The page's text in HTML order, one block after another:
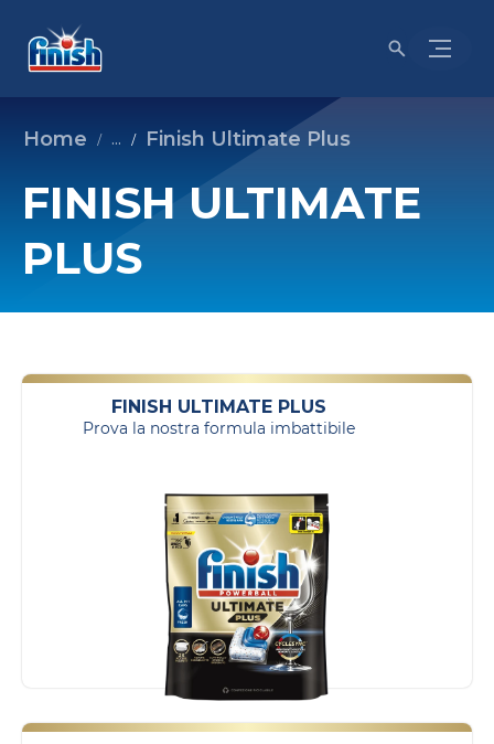
Home ... Finish Ultimate Plus
FINISH ULTIMATE
PLUS
FINISH ULTIMATE PLUS
Prova la nostra formula imbattibile